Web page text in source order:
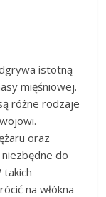
istotną
mięśniowej.
różne rodzaje
oraz
do
takich
na włókna